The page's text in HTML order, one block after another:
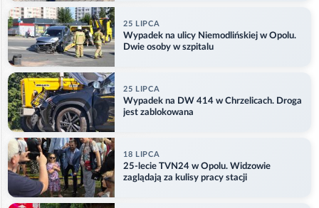
25 LIPCA
Wypadek na ulicy Niemodlińskiej w Opolu.
Dwie osoby w szpitalu
25 LIPCA
Wypadek na DW 414 w Chrzelicach. Droga
jest zablokowana
18 LIPCA
25-lecie TVN24 w Opolu. Widzowie
zaglądają za kulisy pracy stacji